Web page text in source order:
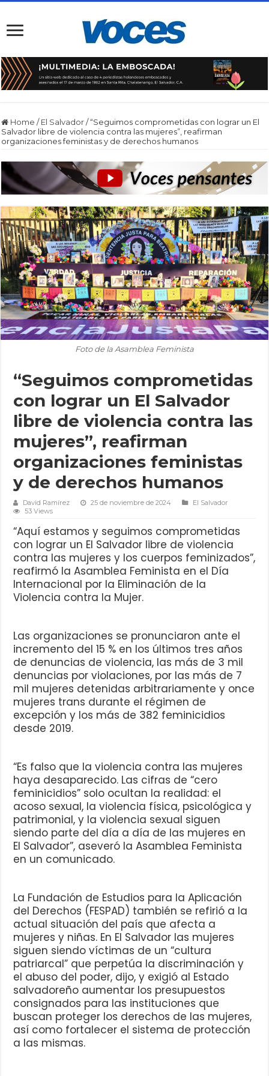
Home / El Salvador /“Seguimos comprometidas con lograr un El
Salvador libre de violencia contra las mujeres”, reafirman
organizaciones feministas y de derechos humanos
Foto de la Asamblea Feminista
“Seguimos comprometidas
con lograr un El Salvador
libre de violencia contra las
mujeres”, reafirman
organizaciones feministas
y de derechos humanos
David Ramírez 25 de noviembre de 2024
El Salvador
53 Views
“Aquí estamos y seguimos comprometidas
con lograr un El Salvador libre de violencia
contra las mujeres y los cuerpos feminizados”,
reafirmó la Asamblea Feminista en el Día
Internacional por la Eliminación de la
Violencia contra la Mujer.
Las organizaciones se pronunciaron ante el
incremento del 15 % en los últimos tres años
de denuncias de violencia, las más de 3 mil
denuncias por violaciones, por las más de 7
mil mujeres detenidas arbitrariamente y once
mujeres trans durante el régimen de
excepción y los más de 382 feminicidios
desde 2019.
“Es falso que la violencia contra las mujeres
haya desaparecido. Las cifras de “cero
feminicidios” solo ocultan la realidad: el
acoso sexual, la violencia física, psicológica y
patrimonial, y la violencia sexual siguen
siendo parte del día a día de las mujeres en
El Salvador”, aseveró la Asamblea Feminista
en un comunicado.
La Fundación de Estudios para la Aplicación
del Derechos (FESPAD) también se refirió a la
actual situación del país que afecta a
mujeres y niñas. En El Salvador las mujeres
siguen siendo víctimas de un “cultura
patriarcal” que perpetúa la discriminación y
el abuso del poder, dijo, y exigió al Estado
salvadoreño aumentar los presupuestos
consignados para las instituciones que
buscan proteger los derechos de las mujeres,
así como fortalecer el sistema de protección
a las mismas.